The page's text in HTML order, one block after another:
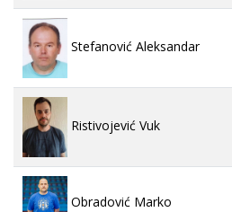
Stefanović Aleksandar
Ristivojević Vuk
Obradović Marko